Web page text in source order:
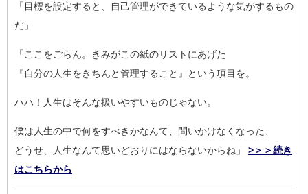
「目標を設定すると、自己管理ができているような気がするもの
だ 」
「ここをごらん。きみがこの紙のリストにあげた
『自分の人生をきちんと管理すること』という項目を。
ハハ！人生はそんな扱いやすいものじゃない。
僕は人生の中で何をすべきかなんて、問いかけなくなった、
どうせ、人生なんて思いどおりにはならないからね」 >＞＞続き
はこちらから